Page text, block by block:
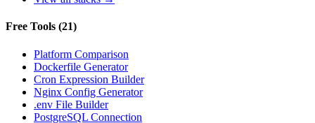
Free Tools (21)
Platform Comparison
Dockerfile Generator
Cron Expression Builder
Nginx Config Generator
.env File Builder
PostgreSQL Connection